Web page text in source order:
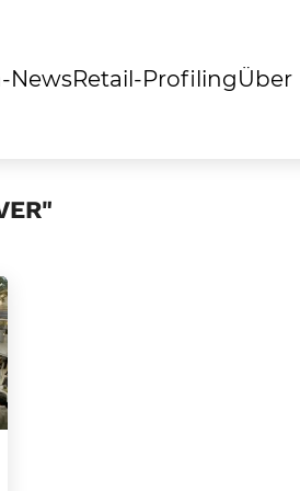
NewsRetail-ProfilingÜber